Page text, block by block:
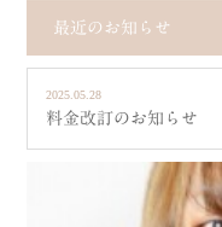
最近のお知らせ
2025.05.28
料金改訂のお知らせ